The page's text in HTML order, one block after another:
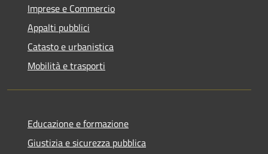
Imprese e Commercio
Appalti pubblici
Catasto e urbanistica
Mobilità e trasporti
Educazione e formazione
Giustizia e sicurezza pubblica